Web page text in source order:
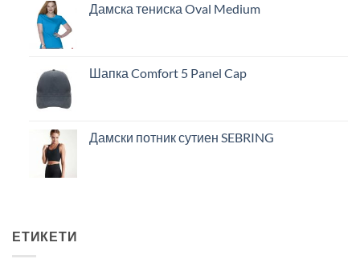
Дамска тениска Oval Medium
Шапка Comfort 5 Panel Cap
Дамски потник сутиен SEBRING
ЕТИКЕТИ